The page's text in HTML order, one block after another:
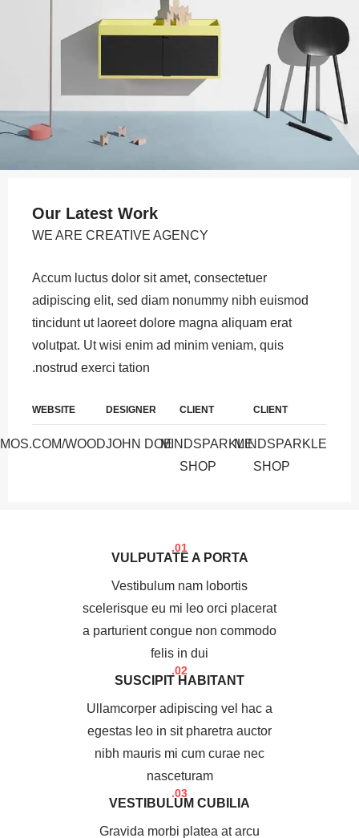
Our Latest Work
WE ARE CREATIVE AGENCY
Accum luctus dolor sit amet, consectetuer
adipiscing elit, sed diam nonummy nibh euismod
tincidunt ut laoreet dolore magna aliquam erat
volutpat. Ut wisi enim ad minim veniam, quis
nostrud exerci tation.
CLIENT
MINDSPARKLE
SHOP
CLIENT
MINDSPARKLE
SHOP
DESIGNER
JOHN DOE
WEBSITE
WOOD
01.
VULPUTATE A PORTA
Vestibulum nam lobortis
scelerisque eu mi leo orci placerat
a parturient congue non commodo
felis in dui
02.
SUSCIPIT HABITANT
Ullamcorper adipiscing vel hac a
egestas leo in sit pharetra auctor
nibh mauris mi cum curae nec
nasceturam
03.
VESTIBULUM CUBILIA
Gravida morbi platea at arcu